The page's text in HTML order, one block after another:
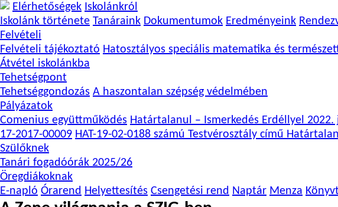
Elérhetőségek Iskolánkról
Iskolánk története Tanáraink Dokumentumok Eredményeink
Felvételi
Felvételi tájékoztató Hatosztályos speciális matematika és
Átvétel iskolánkba
Tehetségpont
Tehetséggondozás A haszontalan szépség védelmében
Pályázatok
Comenius együttműködés Határtalanul – Ismerkedés Erdéllyel 2022.
17-2017-00009 HAT-19-02-0188 számú Testvérosztály című
Szülőknek
Tanári fogadóórák 2025/26
Öregdiákoknak
E-napló Órarend Helyettesítés Csengetési rend Naptár Menza